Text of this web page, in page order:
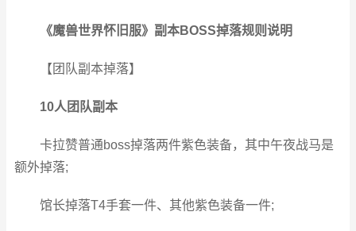
《魔兽世界怀旧服》副本BOSS掉落规则说明
【团队副本掉落】
10人团队副本
卡拉赞普通boss掉落两件紫色装备，其中午夜战马是
额外掉落;
馆长掉落T4手套一件、其他紫色装备一件;